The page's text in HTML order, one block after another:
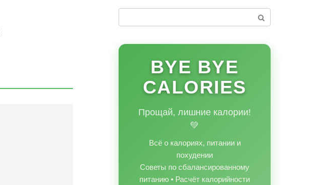
BYE BYE
CALORIES
Прощай, лишние калории!
💚
Всё о калориях, питании и
похудении
Советы по сбалансированному
питанию • Расчёт калорийности